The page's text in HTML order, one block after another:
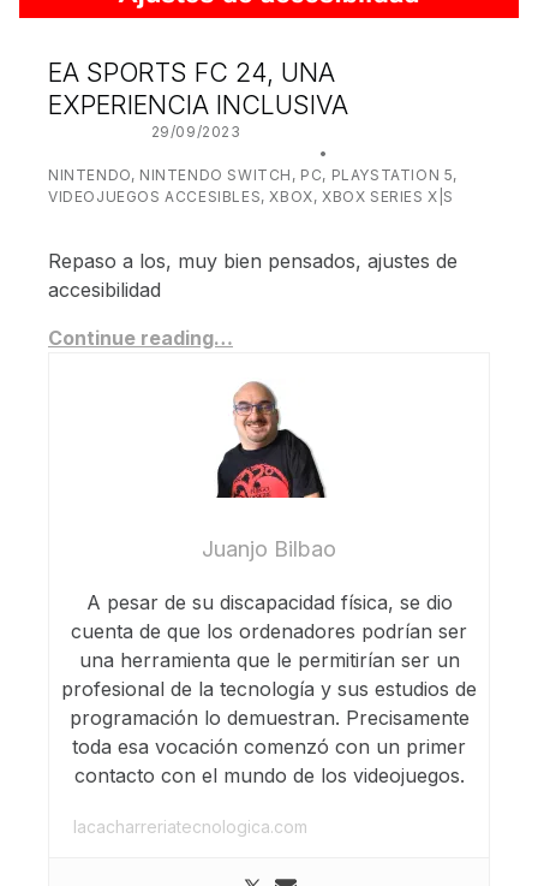
EA SPORTS FC 24, UNA
EXPERIENCIA INCLUSIVA
29/09/2023
NINTENDO, NINTENDO SWITCH , PC, PLAYSTATION 5,
VIDEOJUEGOS ACCESIBLES,XBOX,XBOX SERIES X|S
Repaso a los, muy bien pensados, ajustes de
accesibilidad
Continue reading…
Juanjo Bilbao
A pesar de su discapacidad física, se dio
cuenta de que los ordenadores podrían ser
una herramienta que le permitirían ser un
profesional de la tecnología y sus estudios de
programación lo demuestran. Precisamente
toda esa vocación comenzó con un primer
contacto con el mundo de los videojuegos.
lacacharreriatecnologica.com